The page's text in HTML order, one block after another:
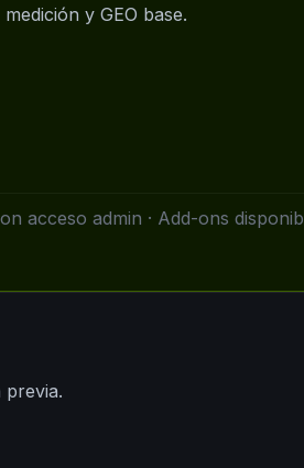
y GEO base.
acceso admin · Add-ons
previa.